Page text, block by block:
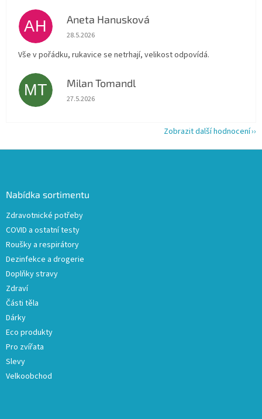
AH Aneta Hanusková
Hodnocení obchodu je 5 z 5 hvězdiček.
28.5.2026
Vše v pořádku, rukavice se netrhají, velikost odpovídá.
MT Milan Tomandl
Hodnocení obchodu je 5 z 5 hvězdiček.
27.5.2026
Zobrazit další hodnocení
Nabídka sortimentu
Zdravotnické potřeby
COVID a ostatní testy
Roušky a respirátory
Dezinfekce a drogerie
Doplňky stravy
Zdraví
Části těla
Dárky
Eco produkty
Pro zvířata
Slevy
Velkoobchod